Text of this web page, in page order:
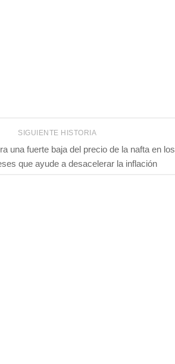
SIGUIENTE HISTORIA
una fuerte baja del precio de la nafta en los
que ayude a desacelerar la inflación